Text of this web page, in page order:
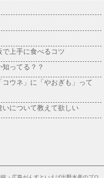
上手に食べるコツ
ってる？？
ウネ」に「やおぎも」って
いについて教えて欲しい